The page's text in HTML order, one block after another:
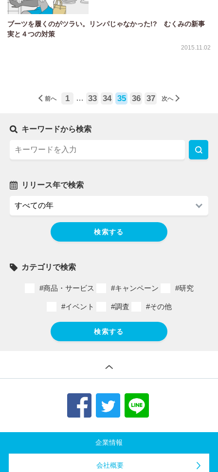
ブーツを履くのがツラい。リンパじゃなかった!? むくみの新事
実と４つの対策
2015.11.02
前へ 1 … 33 34 35 36 37 次へ
キーワードから検索
リリース年で検索
検索する
カテゴリで検索
#商品・サービス #キャンペーン #研究
#イベント #調査 #その他
検索する
企業情報
会社概要